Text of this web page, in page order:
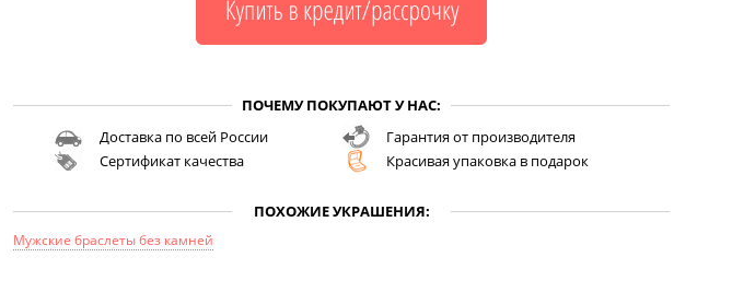
ПОЧЕМУ ПОКУПАЮТ У НАС:
Доставка по всей России
Гарантия от производителя
Сертификат качества
Красивая упаковка в подарок
ПОХОЖИЕ УКРАШЕНИЯ:
Мужские браслеты без камней